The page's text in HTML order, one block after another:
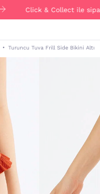
Click & Collect ile siparişini
Turuncu Tuva Frill Side Bikini Altı